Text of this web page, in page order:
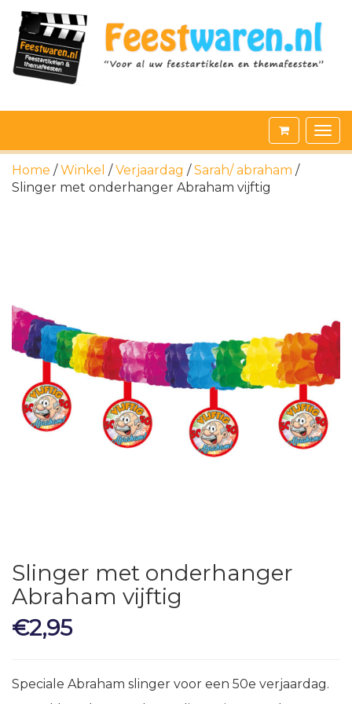
Home /Winkel /Verjaardag /Sarah/ abraham /
Slinger met onderhanger Abraham vijftig
Slinger met onderhanger
Abraham vijftig
€2,95
Speciale Abraham slinger voor een 50e verjaardag.